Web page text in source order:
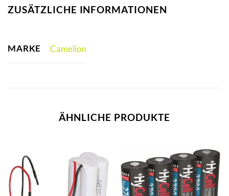
ZUSÄTZLICHE INFORMATIONEN
MARKE Camelion
ÄHNLICHE PRODUKTE